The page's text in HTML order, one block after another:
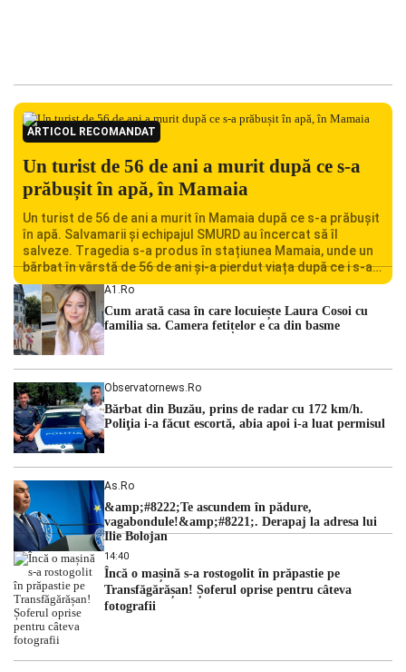
ARTICOL RECOMANDAT
Un turist de 56 de ani a murit după ce s-a
prăbușit în apă, în Mamaia
Un turist de 56 de ani a murit în Mamaia după ce s-a prăbușit
în apă. Salvamarii și echipajul SMURD au încercat să îl
salveze. Tragedia s-a produs în stațiunea Mamaia, unde un
bărbat în vârstă de 56 de ani și-a pierdut viața după ce i s-a
făcut rău în timp ce se afla în […]
A1.ro
Cum arată casa în care locuiește Laura Cosoi cu
familia sa. Camera fetițelor e ca din basme
Observatornews.ro
Bărbat din Buzău, prins de radar cu 172 km/h.
Poliţia i-a făcut escortă, abia apoi i-a luat permisul
As.ro
&amp;#8222;Te ascundem în pădure,
vagabondule!&amp;#8221;. Derapaj la adresa lui
Ilie Bolojan
14:40
Încă o mașină s-a rostogolit în prăpastie pe
Transfăgărășan! Șoferul oprise pentru câteva
fotografii